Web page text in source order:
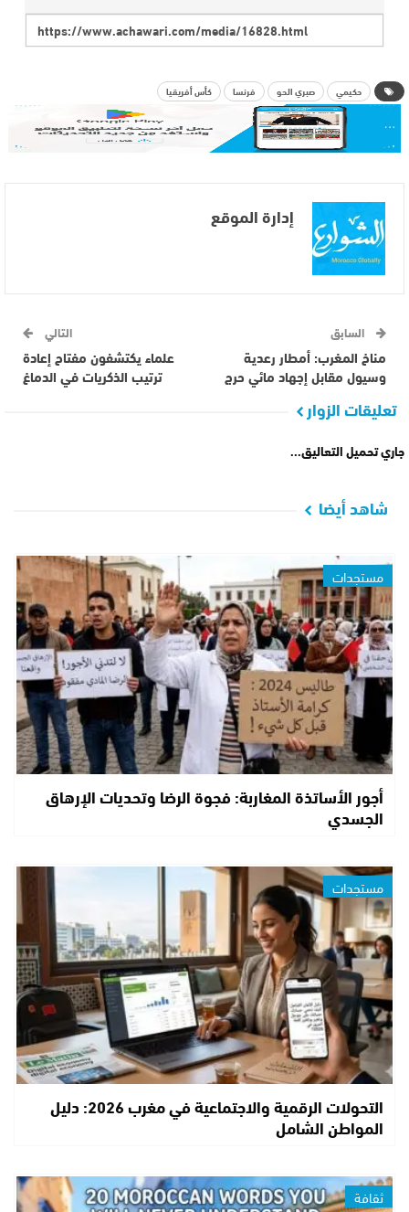
حكيمي صبري الحو فرنسا كأس أفريقيا
إدارة الموقع
السابق
مناخ المغرب: أمطار رعدية
وسيول مقابل إجهاد مائي حرج
التالي
علماء يكتشفون مفتاح إعادة
ترتيب الذكريات في الدماغ
تعليقات الزوار
جاري تحميل التعاليق...
شاهد أيضا
مستجدات
أجور الأساتذة المغاربة: فجوة الرضا وتحديات الإرهاق
الجسدي
مستجدات
التحولات الرقمية والاجتماعية في مغرب 2026: دليل
المواطن الشامل
ثقافة